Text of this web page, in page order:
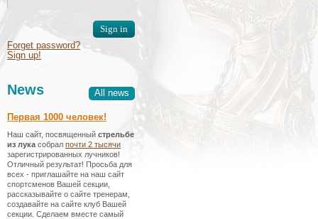
Forget password?
Sign up!
All news
News
Первая 1000 человек!
Наш сайт, посвященный стрельбе
из лука собрал почти 2 тысячи
зарегистрированных лучников!
Отличный результат! Просьба для
всех - приглашайте на наш сайт
спортсменов Вашей секции,
рассказывайте о сайте тренерам,
создавайте на сайте клуб Вашей
секции. Сделаем вместе самый